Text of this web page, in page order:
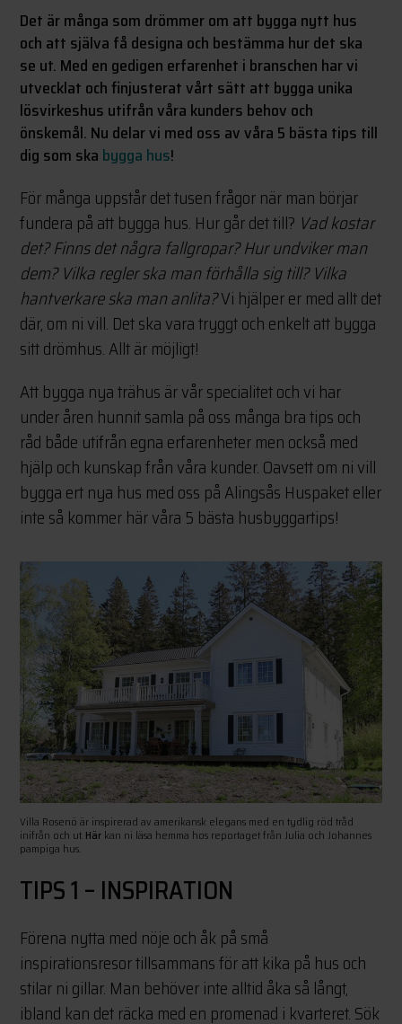
Det är många som drömmer om att bygga nytt hus
och att själva få designa och bestämma hur det ska
se ut. Med en gedigen erfarenhet i branschen har vi
utvecklat och finjusterat vårt sätt att bygga unika
lösvirkeshus utifrån våra kunders behov och
önskemål. Nu delar vi med oss av våra 5 bästa tips till
dig som ska bygga hus!
För många uppstår det tusen frågor när man börjar
fundera på att bygga hus. Hur går det till? Vad kostar
det? Finns det några fallgropar? Hur undviker man
dem? Vilka regler ska man förhålla sig till? Vilka
hantverkare ska man anlita?Vi hjälper er med allt det
där, om ni vill. Det ska vara tryggt och enkelt att bygga
sitt drömhus. Allt är möjligt!
Att bygga nya trähus är vår specialitet och vi har
under åren hunnit samla på oss många bra tips och
råd både utifrån egna erfarenheter men också med
hjälp och kunskap från våra kunder. Oavsett om ni vill
bygga ert nya hus med oss på Alingsås Huspaket eller
inte så kommer här våra 5 bästa husbyggartips!
Villa Rosenö är inspirerad av amerikansk elegans med en tydlig röd tråd
inifrån och ut. Här kan ni läsa hemma hos reportaget från Julia och Johannes
pampiga hus.
TIPS 1 – INSPIRATION
Förena nytta med nöje och åk på små
inspirationsresor tillsammans för att kika på hus och
stilar ni gillar. Man behöver inte alltid åka så långt,
ibland kan det räcka med en promenad i kvarteret. Sök